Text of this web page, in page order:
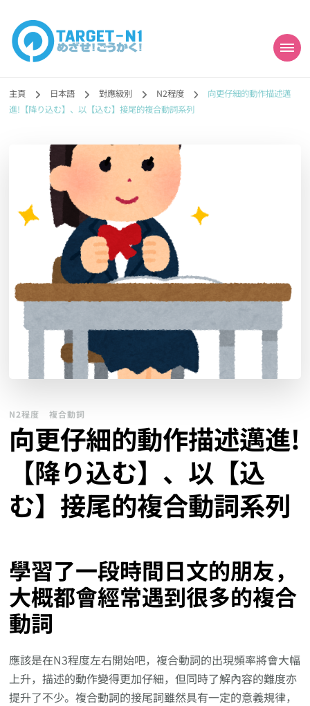
目標!!日本語能力試
N1合格
勉強コンテンツも追加予定!!】
主頁 日本語 對應級別 N2程度
向更仔細的動作描述邁
進!【降り込む】、以【込む】接尾的複合動詞系列
N2程度 複合動詞
向更仔細的動作描述邁進!
【降り込む】、以【込
む】接尾的複合動詞系列
學習了一段時間日文的朋友，
大概都會經常遇到很多的複合
動詞
應該是在N3程度左右開始吧，複合動詞的出現頻率將會大幅
上升，描述的動作變得更加仔細，但同時了解內容的難度亦
提升了不少。複合動詞的接尾詞雖然具有一定的意義規律，